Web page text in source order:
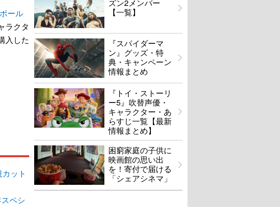
ール
ラクタ
入した
ット
ペシ
ズン2メンバー
【一覧】
『スパイダーマ
ン』グッズ・特
典・キャンペーン
情報まとめ
『トイ・ストーリ
ー5』吹替声優・
キャラクター・あ
らすじ一覧【最新
情報まとめ】
困窮家庭の子供に
映画館の思い出
を！寄付で届ける
「シェアシネマ」